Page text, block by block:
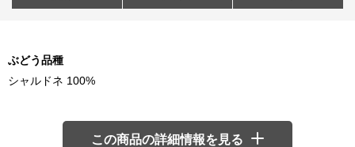
ぶどう品種
シャルドネ 100%
この商品の詳細情報を見る